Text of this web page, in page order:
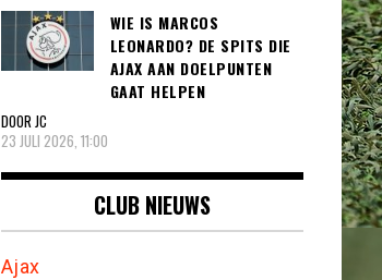
WIE IS MARCOS
LEONARDO? DE SPITS DIE
AJAX AAN DOELPUNTEN
GAAT HELPEN
DOOR JC
23 JULI 2026, 11:00
CLUB NIEUWS
Ajax